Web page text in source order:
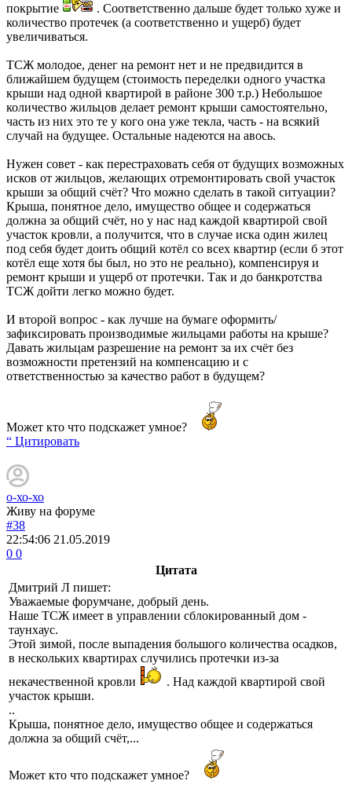
покрытие
. Соответственно дальше будет только хуже и
количество протечек (а соответственно и ущерб) будет
увеличиваться.
ТСЖ молодое, денег на ремонт нет и не предвидится в
ближайшем будущем (стоимость переделки одного участка
крыши над одной квартирой в районе 300 т.р.) Небольшое
количество жильцов делает ремонт крыши самостоятельно,
часть из них это те у кого она уже текла, часть - на всякий
случай на будущее. Остальные надеются на авось.
Нужен совет - как перестраховать себя от будущих возможных
исков от жильцов, желающих отремонтировать свой участок
крыши за общий счёт? Что можно сделать в такой ситуации?
Крыша, понятное дело, имущество общее и содержаться
должна за общий счёт, но у нас над каждой квартирой свой
участок кровли, а получится, что в случае иска один жилец
под себя будет доить общий котёл со всех квартир (если б этот
котёл еще хотя бы был, но это не реально), компенсируя и
ремонт крыши и ущерб от протечки. Так и до банкротства
ТСЖ дойти легко можно будет.
И второй вопрос - как лучше на бумаге оформить/
зафиксировать производимые жильцами работы на крыше?
Давать жильцам разрешение на ремонт за их счёт без
возможности претензий на компенсацию и с
ответственностью за качество работ в будущем?
Может кто что подскажет умное?
“ Цитировать
о-хо-хо
Живу на форуме
#38
22:54:06 21.05.2019
0 0
Цитата
Дмитрий Л пишет:
Уважаемые форумчане, добрый день.
Наше ТСЖ имеет в управлении сблокированный дом -
таунхаус.
Этой зимой, после выпадения большого количества осадков,
в нескольких квартирах случились протечки из-за
некачественной кровли
. Над каждой квартирой свой
участок крыши.
..
Крыша, понятное дело, имущество общее и содержаться
должна за общий счёт,...
Может кто что подскажет умное?